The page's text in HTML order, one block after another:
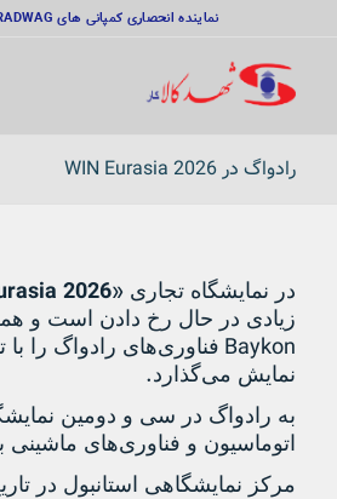
نماینده انحصاری کمپانی های RADWAG و LOVIBOND
رادواگ در WIN Eurasia 2026
در نمایشگاه تجاری «
2026
زیادی در حال رخ دادن است و
Baykon فناوری‌های رادواگ را
نمایش می‌گذارد.
به رادواگ در سی و دومین
اتوماسیون و فناوری‌های ماشینی
مرکز نمایشگاهی استانبول در